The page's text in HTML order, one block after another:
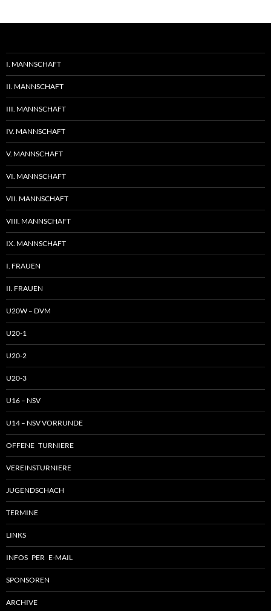
I. MANNSCHAFT
II. MANNSCHAFT
III. MANNSCHAFT
IV. MANNSCHAFT
V. MANNSCHAFT
VI. MANNSCHAFT
VII. MANNSCHAFT
VIII. MANNSCHAFT
IX. MANNSCHAFT
I. FRAUEN
II. FRAUEN
U20W – DVM
U20-1
U20-2
U20-3
U16 – NSV
U14 – NSV VORRUNDE
OFFENE TURNIERE
VEREINSTURNIERE
JUGENDSCHACH
TERMINE
LINKS
INFOS PER E-MAIL
SPONSOREN
ARCHIVE